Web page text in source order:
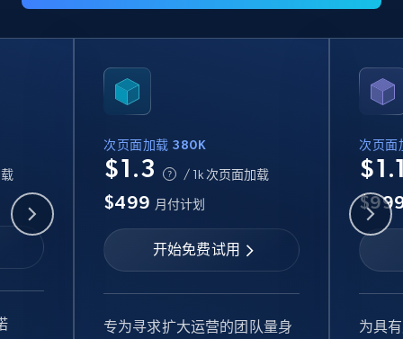
Crunchbase companies information
Name, URL, ID, Cb rank, Region, About,
Industries, Operating status, and more.
Business Popular Enriched
15.6K+ 1.6K+ 立即购买
次页面加载 380K
$1.3 / 1k 次页面加载
$499 月付计划
开始免费试用
专为寻求扩大运营的团队量身
次页面
为具